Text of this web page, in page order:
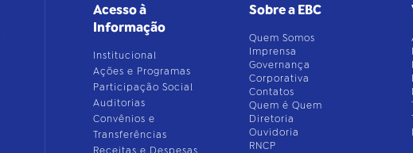
Acesso à
Informação
Institucional
Ações e Programas
Participação Social
Auditorias
Convênios e
Transferências
Sobre a EBC
Quem Somos
Imprensa
Governança
Corporativa
Contatos
Quem é Quem
Diretoria
Ouvidoria
RNCP